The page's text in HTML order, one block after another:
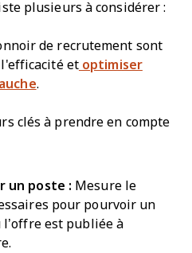
plusieurs à considérer :
de recrutement sont
etoptimiser
.
clés à prendre en compte
un poste : Mesure le
pour pourvoir un
l’offre est publiée à